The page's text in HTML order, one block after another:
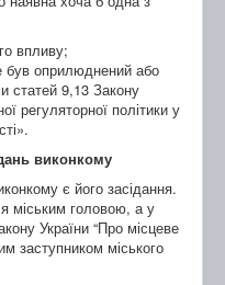
впливу;
був оприлюднений або
статей 9,13 Закону
регуляторної політики у
виконкому
є його засідання.
міським головою, а у
України “Про місцеве
заступником міського